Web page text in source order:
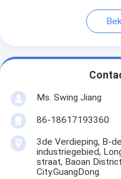
Ms. Swing Jiang
86-18617193360
3de Verdieping, B-
industriegebied,
straat, Baoan
City.GuangDong.